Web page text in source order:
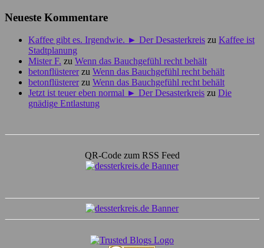
Neueste Kommentare
Kaffee gibt es. Irgendwie. ► Der Desasterkreis zu Kaffee ist
Stadtplanung
Mister F. zu Wenn das Bauchgefühl recht behält
betonflüstererzu Wenn das Bauchgefühl recht behält
betonflüstererzu Wenn das Bauchgefühl recht behält
Jetzt ist teuer eben normal ► Der Desasterkreis zu Die
gnädige Entlastung
QR-Code zum RSS Feed